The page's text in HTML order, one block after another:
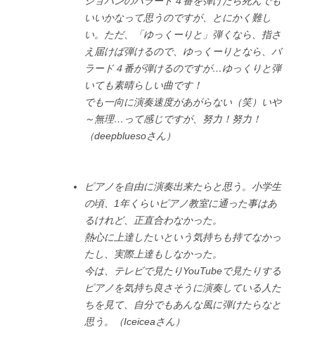
いいかなって思うのですが、とにかく難し
い。ただ、「ゆっくーりと」弾くなら、指さ
え届けば弾けるので、ゆっくーりとなら、バ
ラード４番が弾けるのですが…ゆっくりと弾
いても素晴らしい曲です！
でも一向に演奏速度があがらない（笑）いや
～無理…って感じですが、努力！努力！
（deepbluesoさん）
ピアノを自由に演奏出来たらと思う。小学生
の頃、1年くらいピアノ教室に通った事はあ
るけれど、正直合わなかった。
熱心に上達したいという気持ちも持てなかっ
たし、実際上達もしなかった。
今は、テレビで見たりYouTubeで見たりする
ピアノを気持ち良さそうに演奏している人た
ちを見て、自分でもあんな風に弾けたらなと
思う。（Iceiceaさん）